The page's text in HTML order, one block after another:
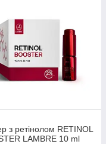
з ретінолом RETINOL
LAMBRE 10 ml